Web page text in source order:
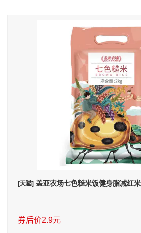
[天猫] 盖亚农场七色糙米饭健身脂减红米
券后价2.9元